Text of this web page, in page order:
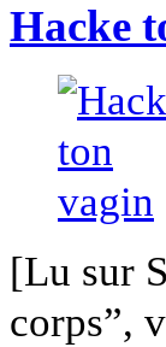
Hacke
[Lu sur
corps”,